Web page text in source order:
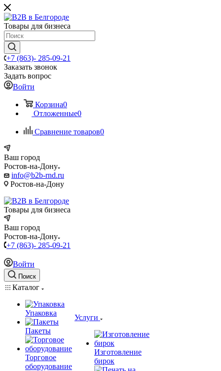
Товары для бизнеса
+7 (863)- 285-09-21
Заказать звонок
Задать вопрос
Войти
Корзина0
Отложенные0
Сравнение товаров0
Ваш город
Ростов-на-Дону
info@b2b-rnd.ru
Ростов-на-Дону
Товары для бизнеса
Ваш город
Ростов-на-Дону
+7 (863)- 285-09-21
Войти
Поиск
Каталог
Упаковка
Пакеты
Торговое
оборудование
Услуги
Изготовление
бирок